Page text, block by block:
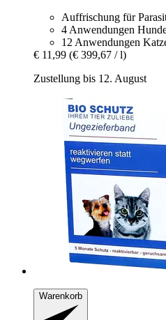
Auffrischung für
4 Anwendungen
12 Anwendungen
€ 11,99 (€ 399,67 / l)
Zustellung bis 12. August
Warenkorb